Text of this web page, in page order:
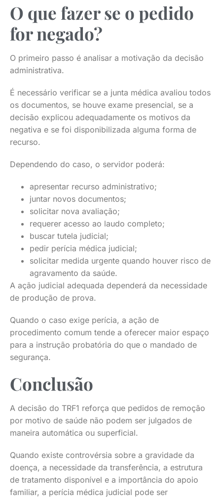
O que fazer se o pedido
for negado?
O primeiro passo é analisar a motivação da decisão
administrativa.
É necessário verificar se a junta médica avaliou todos
os documentos, se houve exame presencial, se a
decisão explicou adequadamente os motivos da
negativa e se foi disponibilizada alguma forma de
recurso.
Dependendo do caso, o servidor poderá:
apresentar recurso administrativo;
juntar novos documentos;
solicitar nova avaliação;
requerer acesso ao laudo completo;
buscar tutela judicial;
pedir perícia médica judicial;
solicitar medida urgente quando houver risco de
agravamento da saúde.
A ação judicial adequada dependerá da necessidade
de produção de prova.
Quando o caso exige perícia, a ação de
procedimento comum tende a oferecer maior espaço
para a instrução probatória do que o mandado de
segurança.
Conclusão
A decisão do TRF1 reforça que pedidos de remoção
por motivo de saúde não podem ser julgados de
maneira automática ou superficial.
Quando existe controvérsia sobre a gravidade da
doença, a necessidade da transferência, a estrutura
de tratamento disponível e a importância do apoio
familiar, a perícia médica judicial pode ser